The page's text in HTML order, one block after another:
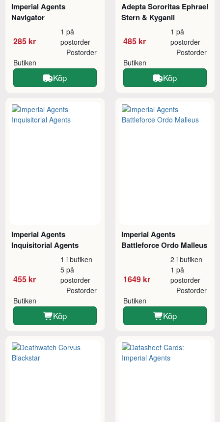
Imperial Agents
Navigator
285 kr
1 på
postorder
Butiken
Postorder
Köp
Adepta Sororitas Ephrael
Stern & Kyganil
485 kr
1 på
postorder
Butiken
Postorder
Köp
Imperial Agents
Inquisitorial Agents
455 kr
1 i butiken
5 på
postorder
Butiken
Postorder
Köp
Imperial Agents
Battleforce Ordo Malleus
1649 kr
2 i butiken
1 på
postorder
Butiken
Postorder
Köp